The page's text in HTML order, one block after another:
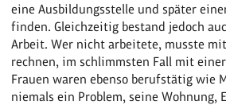
eine Ausbildungsstelle und später
finden. Gleichzeitig bestand jedoch
Arbeit. Wer nicht arbeitete, musste
rechnen, im schlimmsten Fall mit
Frauen waren ebenso berufstätig wie
niemals ein Problem, seine Wohnung,